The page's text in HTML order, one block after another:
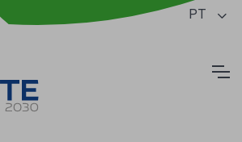
principal da página PT